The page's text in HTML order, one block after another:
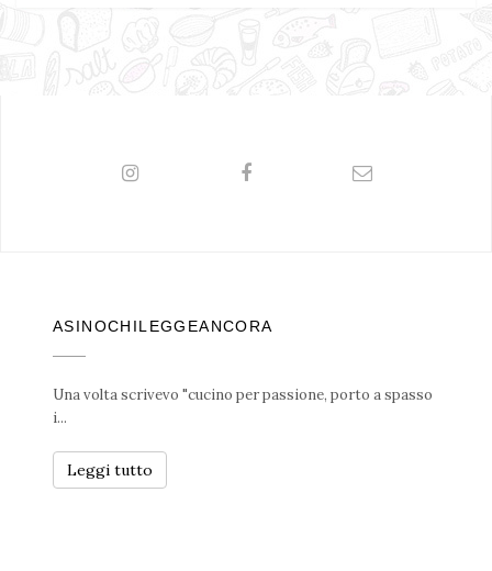
ASINOCHILEGGEANCORA
Una volta scrivevo "cucino per passione, porto a spasso
i...
Leggi tutto